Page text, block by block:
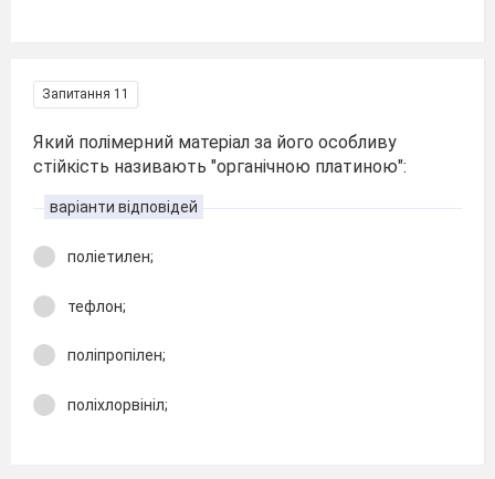
Запитання 11
Який полімерний матеріал за його особливу
стійкість називають "органічною платиною":
варіанти відповідей
поліетилен;
тефлон;
поліпропілен;
поліхлорвініл;